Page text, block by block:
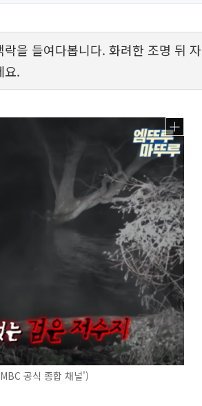
을 들여다봅니다. 화려한 조명 뒤 자
요.
공식 종합 채널')